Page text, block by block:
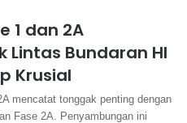
1 dan 2A
Lintas Bundaran HI
Krusial
mencatat tonggak penting dengan
Fase 2A. Penyambungan ini